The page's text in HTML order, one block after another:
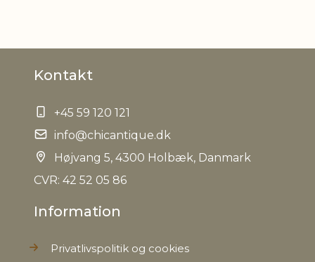
Kontakt
+45 59 120 121
info@chicantique.dk
Højvang 5, 4300 Holbæk, Danmark
CVR: 42 52 05 86
Information
Privatlivspolitik og cookies